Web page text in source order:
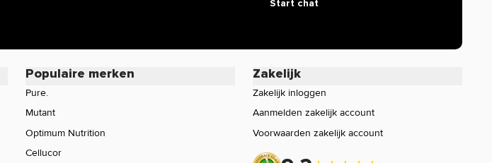
Start chat
Populaire merken
Pure.
Mutant
Optimum Nutrition
Cellucor
Zakelijk
Zakelijk inloggen
Aanmelden zakelijk account
Voorwaarden zakelijk account